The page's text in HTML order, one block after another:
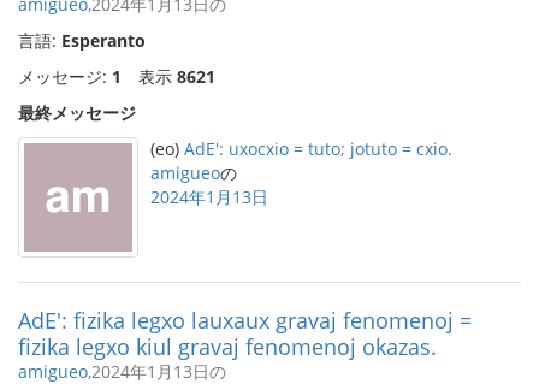
言語: Esperanto
メッセージ: 1 表示 8621
最終メッセージ
(eo) AdE': uxocxio = tuto; jotuto = cxio.
amigueoの
2024年1月13日
AdE': fizika legxo lauxaux gravaj fenomenoj =
fizika legxo kiul gravaj fenomenoj okazas.
amigueo,2024年1月13日の